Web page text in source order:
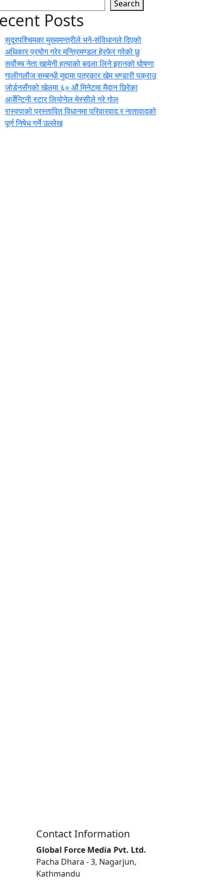
Search
Posts
सुदूरपश्चिमका मुख्यमन्त्रीले भने-संविधानले दिएको
अधिकार प्रयोग गरेर मन्त्रिमण्डल हेरफेर गरेको छु
सर्वोच्च नेता खामेनी हत्याको बदला लिने इरानको घोषणा
गालीगलौज सम्बन्धी मुद्दामा पत्रकार खेम भण्डारी पक्राउ
जोर्डनसँगको खेलमा ६० औं मिनेटमा मैदान छिरेका
अर्जेन्टिनी स्टार लियोनेल मेस्सीले गरे गोल
रास्वपाको प्रस्तावित विधानमा परिवारवाद र नातावादको
पूर्ण निषेध गर्ने उल्लेख
Contact Information
Global Force Media Pvt. Ltd.
Pacha Dhara - 3, Nagarjun,
Kathmandu